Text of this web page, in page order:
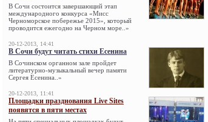
В Сочи состоится завершающий этап
международного конкурса «Мисс
Черноморское побережье 2015», который
проводится ежегодно на Черном море..»
20-12-2013, 14:41
В Сочи будут читать стихи Есенина
В Сочинском органном зале пройдет
литературно-музыкальный вечер памяти
Сергея Есенина..»
20-12-2013, 11:41
Площадки празднования Live Sites
появятся в пяти местах